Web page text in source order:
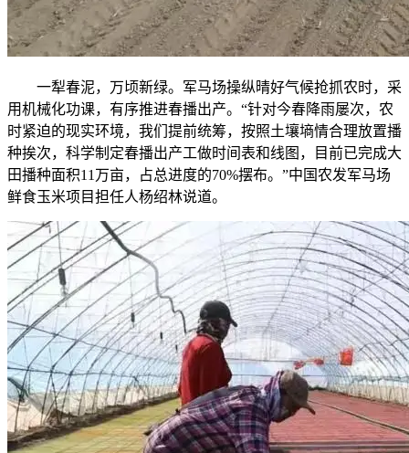
一犁春泥，万顷新绿。军马场操纵晴好气候抢抓农时，采
用机械化功课，有序推进春播出产。“针对今春降雨屡次，农
时紧迫的现实环境，我们提前统筹，按照土壤墒情合理放置播
种挨次，科学制定春播出产工做时间表和线图，目前已完成大
田播种面积11万亩，占总进度的70%摆布。”中国农发军马场
鲜食玉米项目担任人杨绍林说道。